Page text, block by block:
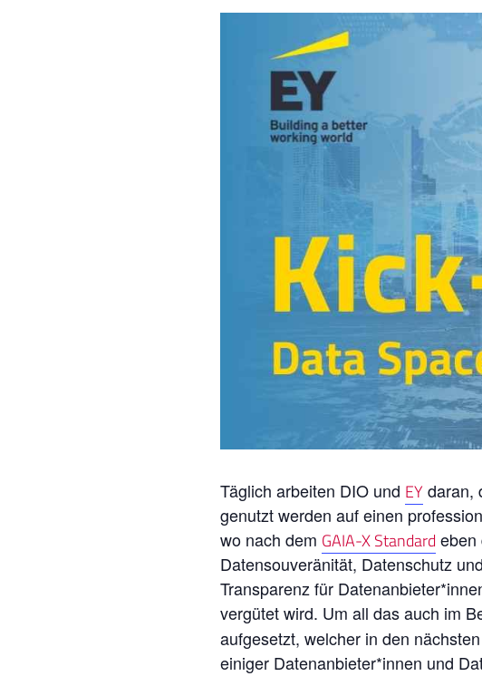
Täglich arbeiten DIO und EYdaran,
genutzt werden auf einen
wo nach dem GAIA-X Standard eben
Datensouveränität, Datenschutz
Transparenz für
vergütet wird. Um all das auch im
aufgesetzt, welcher in den
einiger Datenanbieter*innen und